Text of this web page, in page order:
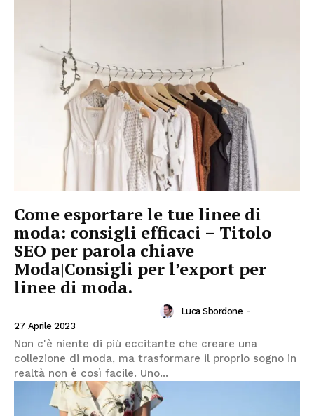
Come esportare le tue linee di
moda: consigli efficaci – Titolo
SEO per parola chiave
Moda|Consigli per l’export per
linee di moda.
Luca Sbordone -
27 Aprile 2023
Non c'è niente di più eccitante che creare una
collezione di moda, ma trasformare il proprio sogno in
realtà non è così facile. Uno...